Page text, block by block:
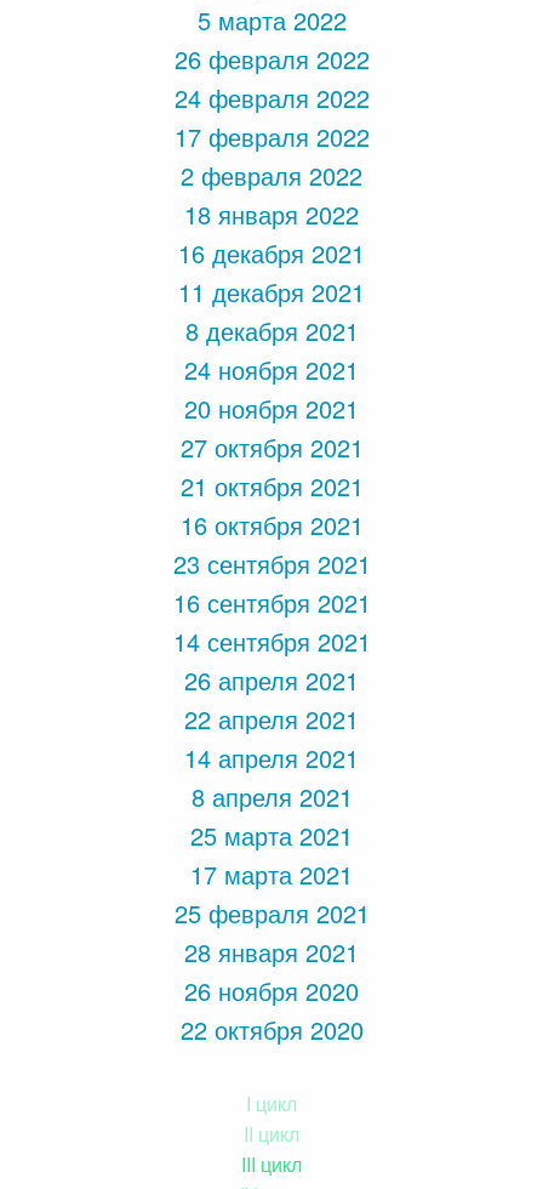
5 марта 2022
26 февраля 2022
24 февраля 2022
17 февраля 2022
2 февраля 2022
18 января 2022
16 декабря 2021
11 декабря 2021
8 декабря 2021
24 ноября 2021
20 ноября 2021
27 октября 2021
21 октября 2021
16 октября 2021
23 сентября 2021
16 сентября 2021
14 сентября 2021
26 апреля 2021
22 апреля 2021
14 апреля 2021
8 апреля 2021
25 марта 2021
17 марта 2021
25 февраля 2021
28 января 2021
26 ноября 2020
22 октября 2020
I цикл
II цикл
III цикл